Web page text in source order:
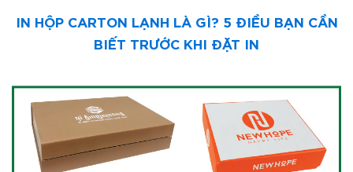
IN HỘP CARTON LẠNH LÀ GÌ? 5 ĐIỀU BẠN CẦN
BIẾT TRƯỚC KHI ĐẶT IN